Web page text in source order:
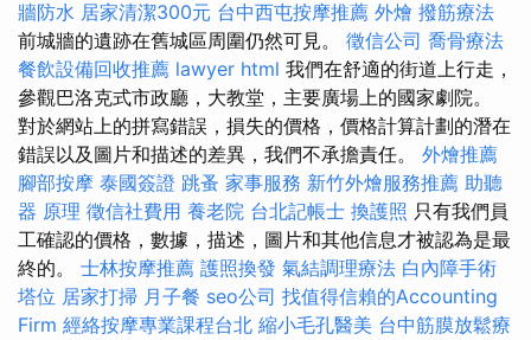
牆防水 居家清潔300元 台中西屯按摩推薦 外燴 撥筋療法
前城牆的遺跡在舊城區周圍仍然可見。 徵信公司 喬骨療法
餐飲設備回收推薦 lawyer html 我們在舒適的街道上行走，
參觀巴洛克式市政廳，大教堂，主要廣場上的國家劇院。
對於網站上的拼寫錯誤，損失的價格，價格計算計劃的潛在
錯誤以及圖片和描述的差異，我們不承擔責任。 外燴推薦
腳部按摩 泰國簽證 跳蚤 家事服務 新竹外燴服務推薦 助聽
器 原理 徵信社費用 養老院 台北記帳士 換護照 只有我們員
工確認的價格，數據，描述，圖片和其他信息才被認為是最
終的。 士林按摩推薦 護照換發 氣結調理療法 白內障手術
塔位 居家打掃 月子餐 seo公司 找值得信賴的Accounting
Firm 經絡按摩專業課程台北 縮小毛孔醫美 台中筋膜放鬆療